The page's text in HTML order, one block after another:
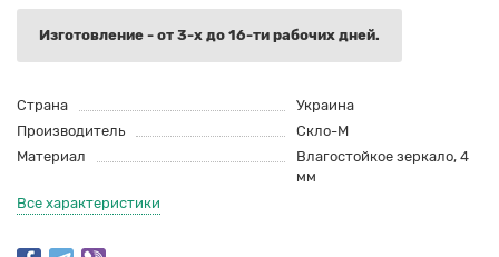
Изготовление - от 3-х до 16-ти рабочих дней.
Страна
Украина
Производитель
Скло-М
Материал
Влагостойкое зеркало, 4
мм
Все характеристики